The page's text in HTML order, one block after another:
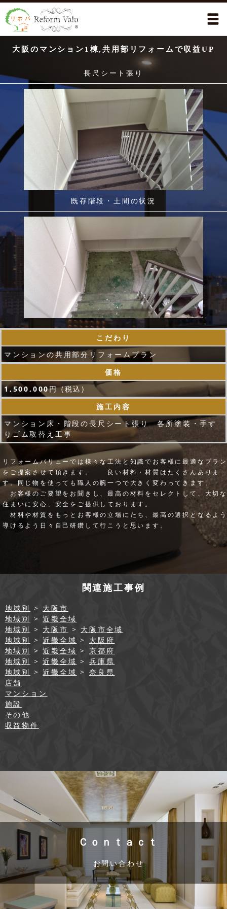
大阪のマンション1棟,共用部リフォームで収益UP
長尺シート張り
既存階段・土間の状況
こだわり
マンションの共用部分リフォームプラン
価格
1,500,000円 (税込)
施工内容
マンション床・階段の長尺シート張り 各所塗装・手す
りゴム取替え工事
リフォームバリューでは様々な工法と知識でお客様に最適なプラ
をご提案させて頂きます。 良い材料・材質はたくさんありま
す。同じ物を使っても職人の腕一つで大きく変わってきます。
お客様のご要望をお聞きし、最高の材料をセレクトして、大切な
住まいに安心、安全をご提供しております。
材料や材質をもっとお客様の立場にたち、最高の選択となるよ
導けるよう日々自己研鑽して行こうと思います。
関連施工事例
地域別 > 大阪市
地域別 >近畿全域
地域別 > 大阪市 > 大阪市全域
地域別 >近畿全域 > 大阪府
地域別 >近畿全域 >京都府
地域別 >近畿全域 >兵庫県
地域別 >近畿全域 >奈良県
店舗
マンション
施設
その他
収益物件
Ｃｏｎｔａｃｔ
お問い合わせ